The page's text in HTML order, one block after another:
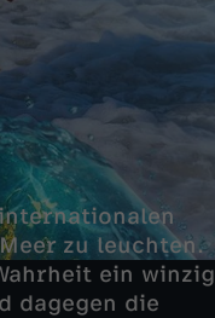
zu leuchten.
ein winzig
dagegen die